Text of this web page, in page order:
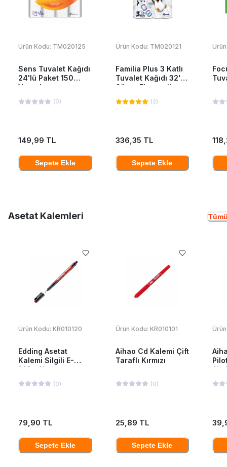
Ürün Kodu: TM020125
Sens Tuvalet Kağıdı
24'lü Paket 150
Yaprak
(0)
149,99 TL
Sepete Ekle
Ürün Kodu: TM020121
Familia Plus 3 Katlı
Tuvalet Kağıdı 32'li
Süper Ekonomik
(2)
336,35 TL
Sepete Ekle
Asetat Kalemleri
Ürün Kodu: KR010120
Edding Asetat
Kalemi Silgili E-
149m Kırmızı
(0)
79,90 TL
Sepete Ekle
Ürün Kodu: KR010101
Aihao Cd Kalemi Çift
Taraflı Kırmızı
(0)
25,89 TL
Sepete Ekle